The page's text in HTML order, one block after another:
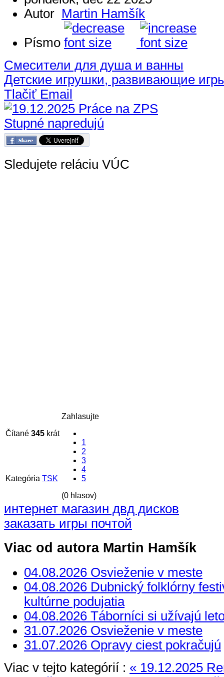
Autor Martin Hamšík
Písmo
Смесители для душа и ванны
Детские игрушки, развивающие
Tlačiť Email
Sledujete reláciu VÚC
Čítané 345 krát
Zahlasujte
1
2
3
4
5
(0 hlasov)
Kategória TSK
интернет магазин двд дисков
заказать игры почтой
Viac od autora Martin Hamšík
04.08.2026 Osvieženie v meste
04.08.2026 Dubnický folklórny
kultúrne podujatia
04.08.2026 Táborníci si užívajú
31.07.2026 Osvieženie v meste
31.07.2026 Opravy ciest pokračujú
Viac v tejto kategórií : « 19.12.2025